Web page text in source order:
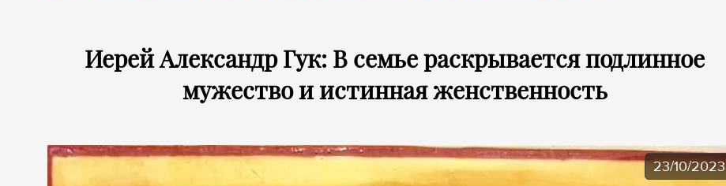
Иерей Александр Гук: В семье раскрывается подлинное
мужество и истинная женственность
23/10/2023